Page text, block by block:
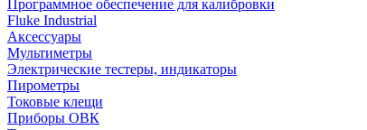
Программное обеспечение для калибровки
Fluke Industrial
Аксессуары
Мультиметры
Электрические тестеры, индикаторы
Пирометры
Токовые клещи
Приборы ОВК